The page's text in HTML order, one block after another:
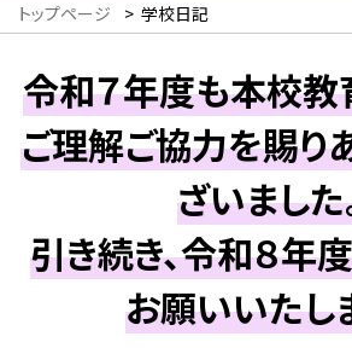
トップページ > 学校日記
令和７年度も本校
ご理解ご協力を賜り
ざいました
引き続き、令和８年
お願いいたし